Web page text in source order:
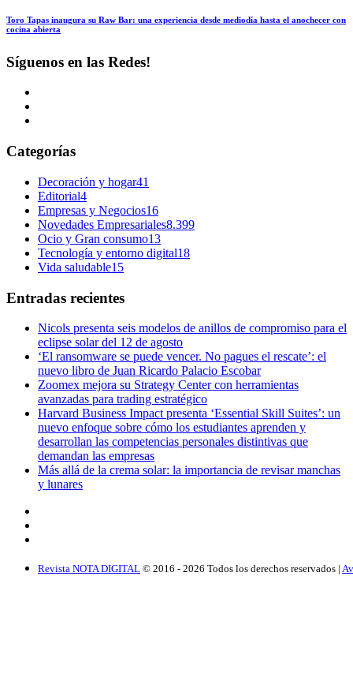
Toro Tapas inaugura su Raw Bar: una experiencia desde mediodía hasta el anochecer con
cocina abierta
Síguenos en las Redes!
Categorías
Decoración y hogar41
Editorial4
Empresas y Negocios16
Novedades Empresariales8.399
Ocio y Gran consumo13
Tecnología y entorno digital18
Vida saludable15
Entradas recientes
Nicols presenta seis modelos de anillos de compromiso para el
eclipse solar del 12 de agosto
‘El ransomware se puede vencer. No pagues el rescate’: el
nuevo libro de Juan Ricardo Palacio Escobar
Zoomex mejora su Strategy Center con herramientas
avanzadas para trading estratégico
Harvard Business Impact presenta ‘Essential Skill Suites’: un
nuevo enfoque sobre cómo los estudiantes aprenden y
desarrollan las competencias personales distintivas que
demandan las empresas
Más allá de la crema solar: la importancia de revisar manchas
y lunares
Revista NOTA DIGITAL © 2016 - 2026 Todos los derechos reservados |